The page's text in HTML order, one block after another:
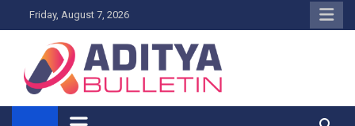
to
Friday, August 7, 2026